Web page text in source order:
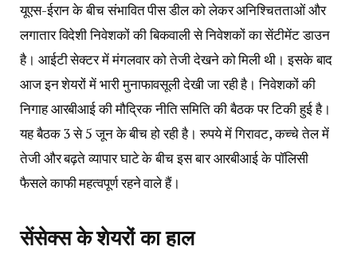
यूएस-ईरान के बीच संभावित पीस डील को लेकर अनिश्चितताओं और
लगातार विदेशी निवेशकों की बिकवाली से निवेशकों का सेंटीमेंट डाउन
है। आईटी सेक्टर में मंगलवार को तेजी देखने को मिली थी। इसके बाद
आज इन शेयरों में भारी मुनाफावसूली देखी जा रही है। निवेशकों की
निगाह आरबीआई की मौद्रिक नीति समिति की बैठक पर टिकी हुई है।
यह बैठक 3 से 5 जून के बीच हो रही है। रुपये में गिरावट, कच्चे तेल में
तेजी और बढ़ते व्यापार घाटे के बीच इस बार आरबीआई के पॉलिसी
फैसले काफी महत्वपूर्ण रहने वाले हैं।
सेंसेक्स के शेयरों का हाल